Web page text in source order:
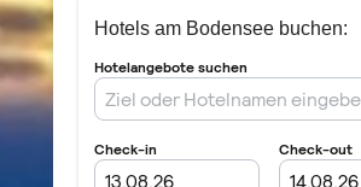
Hotels am Bodensee buchen: